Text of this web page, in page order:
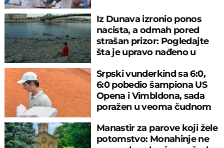
Iz Dunava izronio ponos
nacista, a odmah pored
strašan prizor: Pogledajte
šta je upravo nađeno u
Srpski vunderkind sa 6:0,
6:0 pobedio šampiona US
Opena i Vimbldona, sada
poražen u veoma čudnom
Manastir za parove koji žele
potomstvo: Monahinje ne